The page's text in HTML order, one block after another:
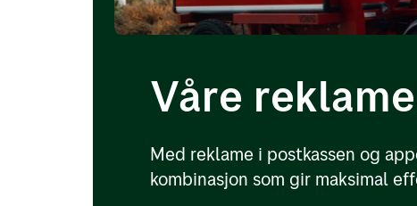
Våre
Med reklame i postkassen og
kombinasjon som gir maksimal